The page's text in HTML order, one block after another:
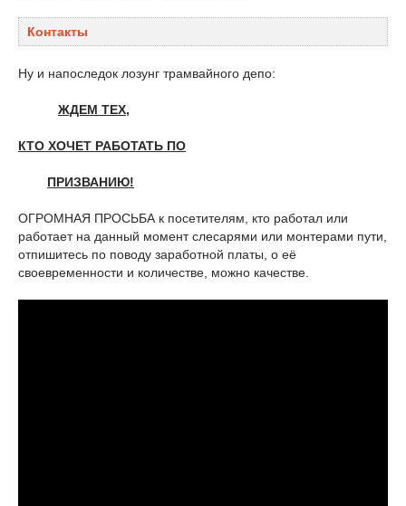
Контакты
Ну и напоследок лозунг трамвайного депо:
ЖДЕМ ТЕХ,
КТО ХОЧЕТ РАБОТАТЬ ПО
ПРИЗВАНИЮ!
ОГРОМНАЯ ПРОСЬБА к посетителям, кто работал или
работает на данный момент слесарями или монтерами пути,
отпишитесь по поводу заработной платы, о её
своевременности и количестве, можно качестве.